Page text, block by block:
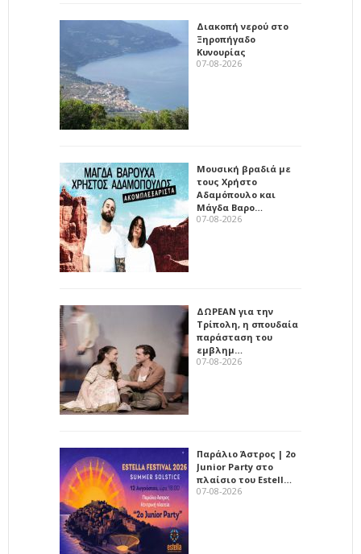
Διακοπή νερού στο
Ξηροπήγαδο
Κυνουρίας
07-08-2026
Μουσική βραδιά με
τους Χρήστο
Αδαμόπουλο και
Μάγδα Βαρο…
07-08-2026
ΔΩΡΕΑΝ για την
Τρίπολη, η σπουδαία
παράσταση του
εμβλημ…
07-08-2026
Παράλιο Άστρος | 2ο
Junior Party στο
πλαίσιο του Estell…
07-08-2026